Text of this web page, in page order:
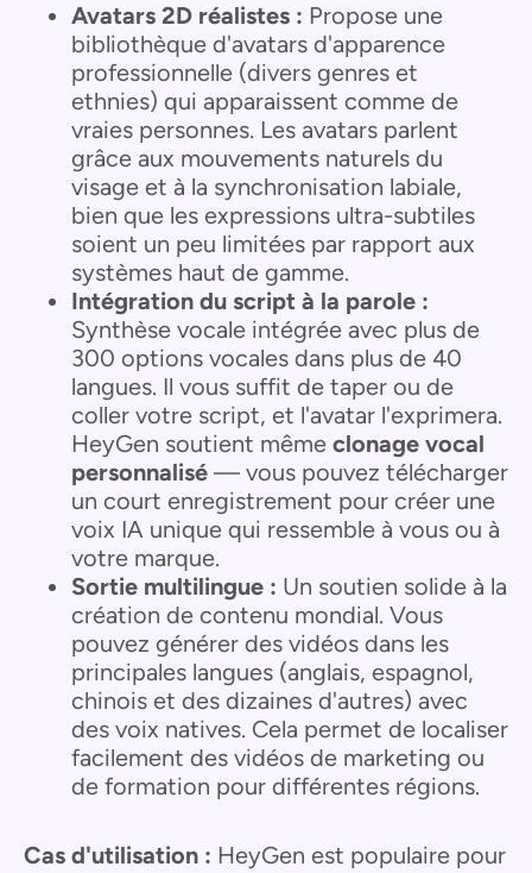
Avatars 2D réalistes : Propose une
bibliothèque d'avatars d'apparence
professionnelle (divers genres et
ethnies) qui apparaissent comme de
vraies personnes. Les avatars parlent
grâce aux mouvements naturels du
visage et à la synchronisation labiale,
bien que les expressions ultra-subtiles
soient un peu limitées par rapport aux
systèmes haut de gamme.
Intégration du script à la parole :
Synthèse vocale intégrée avec plus de
300 options vocales dans plus de 40
langues. Il vous suffit de taper ou de
coller votre script, et l'avatar l'exprimera.
HeyGen soutient même clonage vocal
personnalisé — vous pouvez télécharger
un court enregistrement pour créer une
voix IA unique qui ressemble à vous ou à
votre marque.
Sortie multilingue : Un soutien solide à la
création de contenu mondial. Vous
pouvez générer des vidéos dans les
principales langues (anglais, espagnol,
chinois et des dizaines d'autres) avec
des voix natives. Cela permet de localiser
facilement des vidéos de marketing ou
de formation pour différentes régions.
Cas d'utilisation : HeyGen est populaire pour